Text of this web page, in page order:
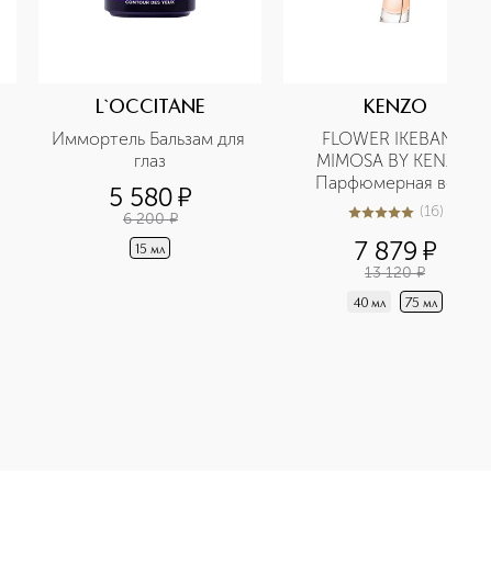
L`OCCITANE
Иммортель Бальзам для
глаз
5 580¤
6 200 ¤
15 мл
KENZO
FLOWER IKEBANA
MIMOSA BY KENZO
Парфюмерная вода
5из 516 (16)
7 879 ¤
13 120 ¤
40 мл 75 мл